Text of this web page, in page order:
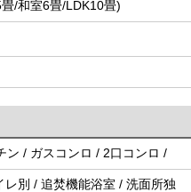
/和室6畳/LDK10畳)
ン / ガスコンロ / 2口コンロ /
レ別 / 追焚機能浴室 / 洗面所独